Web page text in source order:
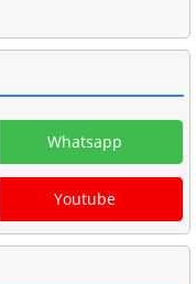
Whatsapp
Youtube